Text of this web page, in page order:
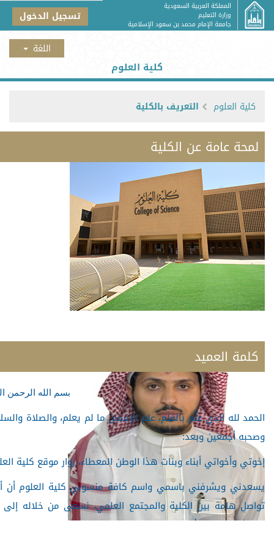
المملكة العربية السعودية
وزارة التعليم
جامعة الإمام محمد بن سعود الإسلامية تسجيل الدخول
كلية العلوم
كلية العلوم التعريف بالكلية
لمحة عامة عن الكلية
كلمة العميد
بسم الله الرحمن
الحمد لله الذي علَّم بالقلم، علم الإنسان ما لم يعلم، والصلاة
وصحبه أجمعين وبعد:
إخوتي وأخواتي أبناء وبنات هذا الوطن المعطاء، زوار موقع كلية
يسعدني ويشرفني باسمي واسم كافة منسوبي كلية العلوم أن
تواصل هامة بين الكلية والمجتمع العلمي، نسعى من خلاله
والبحثية، متمنين أن يجد الجميع فيه ما يلبي تطلعاتهم من